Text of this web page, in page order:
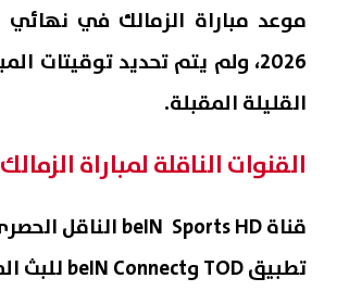
2026، ولم يتم تحديد توقيتات
القليلة المقبلة.
القنوات الناقلة لمباراة
قناة beIN Sports HD الناقل الحصري للبطولة
تطبيق TOD وbeIN Connect للبث المباشر